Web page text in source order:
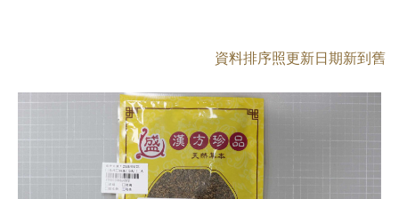
資料排序照更新日期新到舊